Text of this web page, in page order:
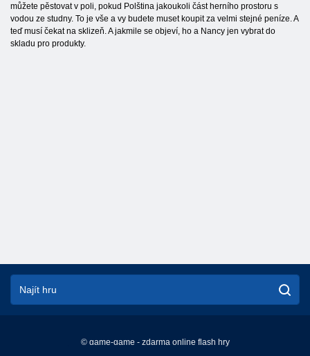
můžete pěstovat v poli, pokud Polština jakoukoli část herního prostoru s
vodou ze studny. To je vše a vy budete muset koupit za velmi stejné peníze. A
teď musí čekat na sklizeň. A jakmile se objeví, ho a Nancy jen vybrat do
skladu pro produkty.
© game-game - zdarma online flash hry